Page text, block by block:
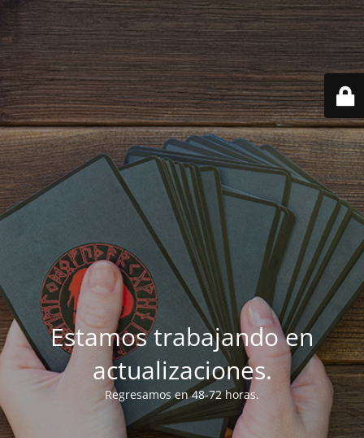
Estamos trabajando en
actualizaciones.
Regresamos en 48-72 horas.